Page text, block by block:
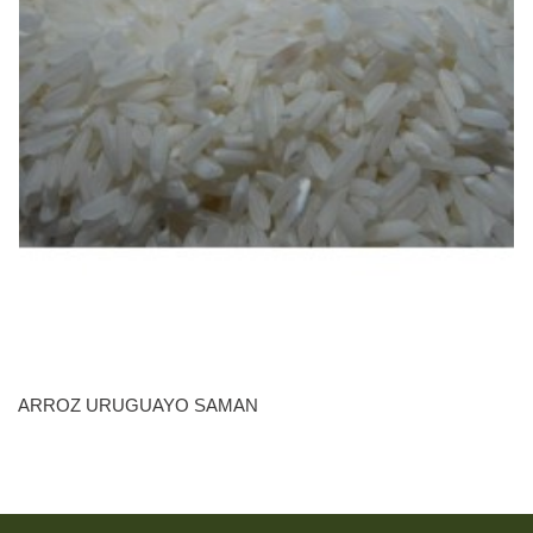
ARROZ URUGUAYO SAMAN